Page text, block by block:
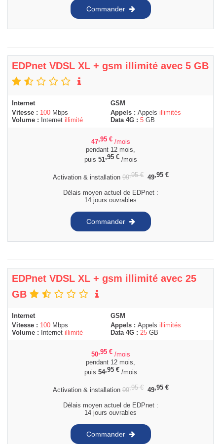
Commander
EDPnet VDSL XL + gsm illimité avec 5 GB
Internet
Vitesse : 100 Mbps
Volume :
Internet illimité
GSM
Appels : Appels illimités
Data 4G : 5 GB
47,95 € /mois
pendant 12 mois,
puis 51,95 €/mois
Activation & installation99,95€ 49,95 €
Délais moyen actuel de EDPnet :
14 jours ouvrables
Commander
EDPnet VDSL XL + gsm illimité avec 25
GB
Internet
Vitesse : 100 Mbps
Volume :
Internet illimité
GSM
Appels : Appels illimités
Data 4G : 25 GB
50,95 € /mois
pendant 12 mois,
puis 54,95 €/mois
Activation & installation99,95€ 49,95 €
Délais moyen actuel de EDPnet :
14 jours ouvrables
Commander